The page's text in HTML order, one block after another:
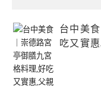
台中美
吃又實